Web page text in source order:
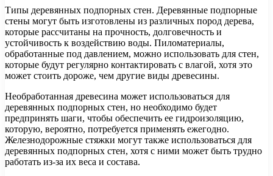
Типы деревянных подпорных стен. Деревянные подпорные
стены могут быть изготовлены из различных пород дерева,
которые рассчитаны на прочность, долговечность и
устойчивость к воздействию воды. Пиломатериалы,
обработанные под давлением, можно использовать для стен,
которые будут регулярно контактировать с влагой, хотя это
может стоить дороже, чем другие виды древесины.
Необработанная древесина может использоваться для
деревянных подпорных стен, но необходимо будет
предпринять шаги, чтобы обеспечить ее гидроизоляцию,
которую, вероятно, потребуется применять ежегодно.
Железнодорожные стяжки могут также использоваться для
деревянных подпорных стен, хотя с ними может быть трудно
работать из-за их веса и состава.